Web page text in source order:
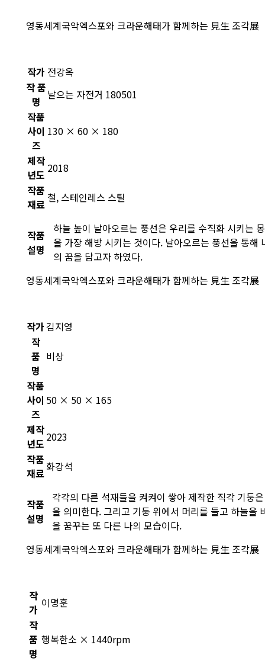
영동세계국악엑스포와 크라운해태가 함께하는 見生 조각展
작가 전강옥
작 품
명 날으는 자전거 180501
작품
사이
즈
130 × 60 × 180
제작
년도 2018
작품
재료 철, 스테인레스 스틸
작품
설명
하늘 높이 날아오르는 풍선은 우리를 수직화 시키는
을 가장 해방 시키는 것이다. 날아오르는 풍선을 통해
의 꿈을 담고자 하였다.
영동세계국악엑스포와 크라운해태가 함께하는 見生 조각展
작가김지영
작
품
명
비상
작품
사이
즈
50 × 50 × 165
제작
년도 2023
작품
재료화강석
작품
설명
각각의 다른 석재들을 켜켜이 쌓아 제작한 직각 기둥
을 의미한다. 그리고 기둥 위에서 머리를 들고 하늘을
을 꿈꾸는 또 다른 나의 모습이다.
영동세계국악엑스포와 크라운해태가 함께하는 見生 조각展
작
가 이명훈
작
품
명
행복한소 × 1440rpm